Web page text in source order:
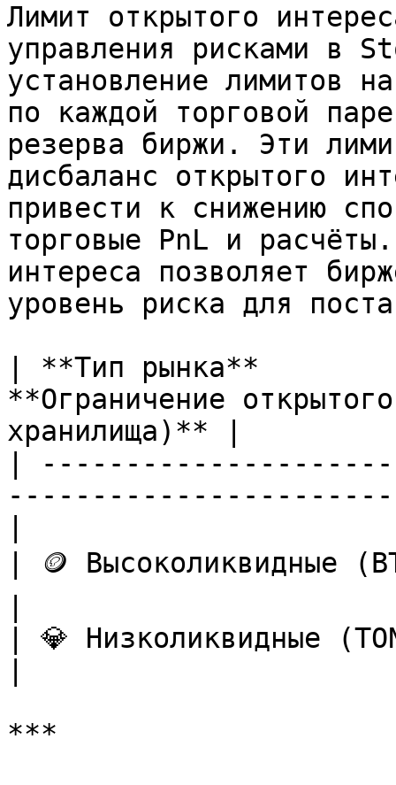
Лимит открытого
управления рисками в
установление лимитов
по каждой торговой
резерва биржи. Эти
дисбаланс открытого
привести к снижению
торговые PnL и
интереса позволяет
уровень риска для
| **Тип рынка**
**Ограничение
хранилища)** |
|
| 🪙 Высоколиквидные
| 💎 Низколиквидные
***